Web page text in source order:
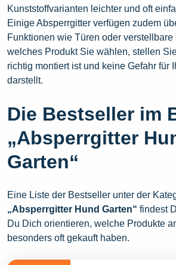
Kunststoffvarianten leichter und oft
Einige Absperrgitter verfügen zudem
Funktionen wie Türen oder verstellbare
welches Produkt Sie wählen, stellen
richtig montiert ist und keine Gefahr für
darstellt.
Die Bestseller im
„Absperrgitter
Garten“
Eine Liste der Bestseller unter der
„Absperrgitter Hund Garten“ findest
Du Dich orientieren, welche Produkte
besonders oft gekauft haben.